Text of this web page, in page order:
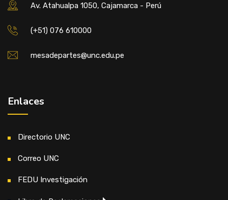
Av. Atahualpa 1050, Cajamarca - Perú
(+51) 076 610000
mesadepartes@unc.edu.pe
Enlaces
Directorio UNC
Correo UNC
FEDU Investigación